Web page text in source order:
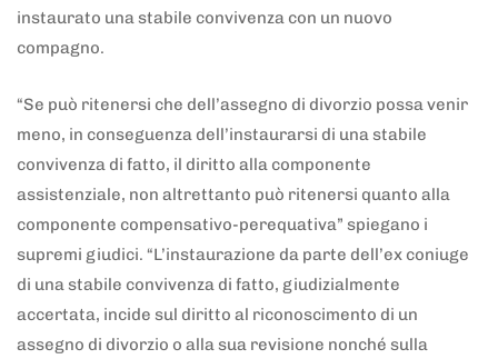
instaurato una stabile convivenza con un nuovo
compagno.
“Se può ritenersi che dell’assegno di divorzio possa venir
meno, in conseguenza dell’instaurarsi di una stabile
convivenza di fatto, il diritto alla componente
assistenziale, non altrettanto può ritenersi quanto alla
componente compensativo-perequativa” spiegano i
supremi giudici. “L’instaurazione da parte dell’ex coniuge
di una stabile convivenza di fatto, giudizialmente
accertata, incide sul diritto al riconoscimento di un
assegno di divorzio o alla sua revisione nonché sulla